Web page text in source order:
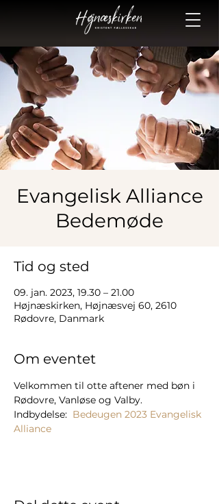
Evangelisk Alliance
Bedemøde
Tid og sted
09. jan. 2023, 19.30 – 21.00
Højnæskirken, Højnæsvej 60, 2610
Rødovre, Danmark
Om eventet
Velkommen til otte aftener med bøn i
Rødovre, Vanløse og Valby.
Indbydelse: Bedeugen 2023 Evangelisk
Alliance